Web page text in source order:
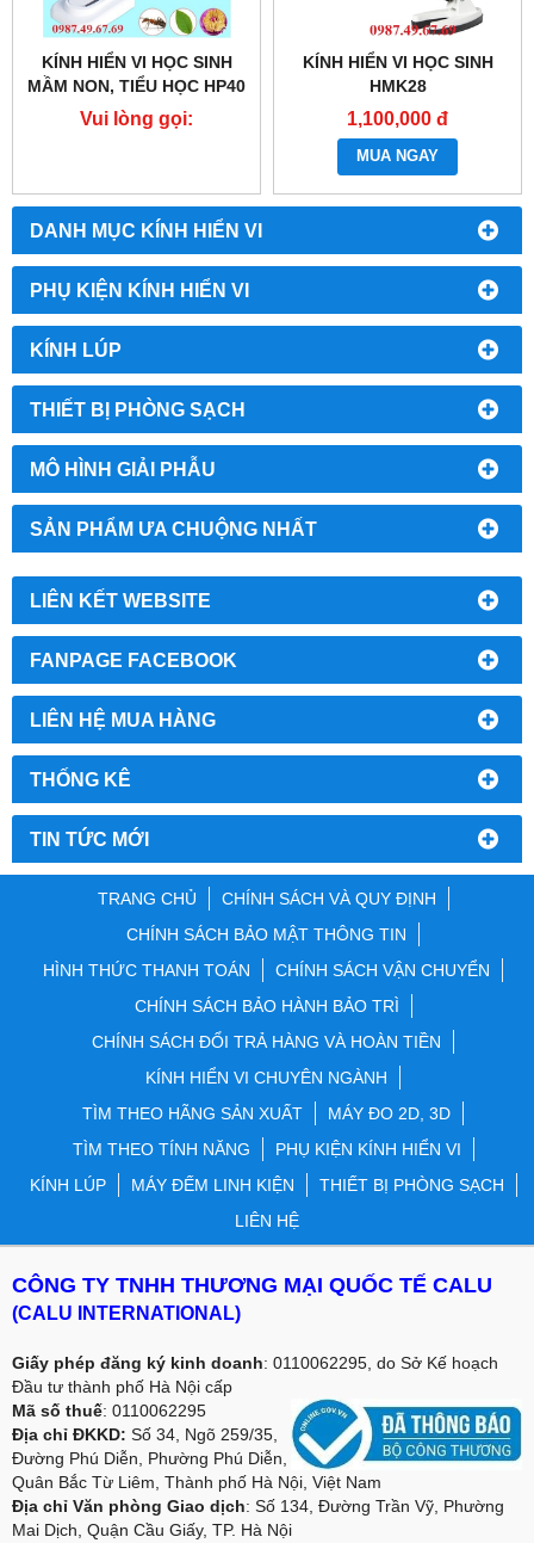
DANH MỤC KÍNH HIỂN VI
PHỤ KIỆN KÍNH HIỂN VI
KÍNH LÚP
THIẾT BỊ PHÒNG SẠCH
MÔ HÌNH GIẢI PHẪU
SẢN PHẨM ƯA CHUỘNG NHẤT
LIÊN KẾT WEBSITE
FANPAGE FACEBOOK
LIÊN HỆ MUA HÀNG
THỐNG KÊ
TIN TỨC MỚI
KÍNH HIỂN VI HỌC SINH
MẦM NON, TIỂU HỌC HP40
Vui lòng gọi:
KÍNH HIỂN VI HỌC SINH
HMK28
1,100,000 đ
MUA NGAY
TRANG CHỦ
CHÍNH SÁCH VÀ QUY ĐỊNH
CHÍNH SÁCH BẢO MẬT THÔNG TIN
HÌNH THỨC THANH TOÁN
CHÍNH SÁCH VẬN CHUYỂN
CHÍNH SÁCH BẢO HÀNH BẢO TRÌ
CHÍNH SÁCH ĐỔI TRẢ HÀNG VÀ HOÀN TIỀN
KÍNH HIỂN VI CHUYÊN NGÀNH
TÌM THEO HÃNG SẢN XUẤT
MÁY ĐO 2D, 3D
TÌM THEO TÍNH NĂNG
PHỤ KIỆN KÍNH HIỂN VI
KÍNH LÚP
MÁY ĐẾM LINH KIỆN
THIẾT BỊ PHÒNG SẠCH
LIÊN HỆ
CÔNG TY TNHH THƯƠNG MẠI QUỐC TẾ CALU
(CALU INTERNATIONAL)
Giấy phép đăng ký kinh doanh: 0110062295, do Sở Kế hoạch
Đầu tư thành phố Hà Nội cấp
Mã số thuế: 0110062295
Địa chỉ ĐKKD: Số 34, Ngõ 259/35,
Đường Phú Diễn, Phường Phú Diễn,
Quân Bắc Từ Liêm, Thành phố Hà Nội, Việt Nam
Địa chỉ Văn phòng Giao dịch: Số 134, Đường Trần Vỹ, Phường
Mai Dịch, Quận Cầu Giấy, TP. Hà Nội